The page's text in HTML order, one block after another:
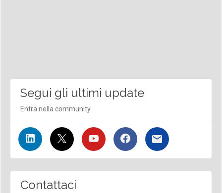
Segui gli ultimi update
Entra nella community
Contattaci